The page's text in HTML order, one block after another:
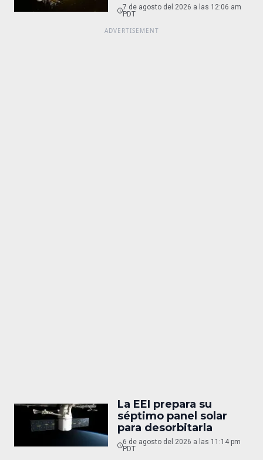
7 de agosto del 2026 a las 12:06 am
PDT
La EEI prepara su
séptimo panel solar
para desorbitarla
6 de agosto del 2026 a las 11:14 pm
PDT